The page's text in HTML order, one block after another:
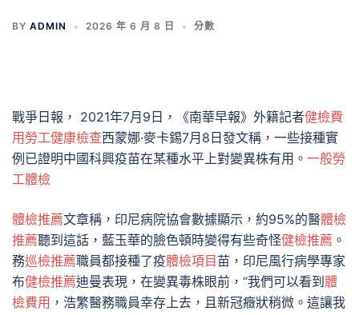
BY ADMIN 2026 年 6 月 8 日 分數
戰爭日報， 2021年7月9日，《南華早報》外籍記者健檢費
用 勞工健康檢查西蒙娜·麥卡錫7月8日發文稱，一些接種實
例已證明中國科興疫苗在某種水平上對變異株有用。 一般勞
工體檢
體檢推薦文章稱，印尼病院協會數據顯示，約95%的醫體檢
推薦聽到這話，藍玉華的臉色頓時變得有些奇怪健檢推薦 。
務巡檢推薦職員都接種了疫體檢項目 苗，印尼風行病學專家
布健檢推薦迪曼表現，在變異毒株眼前，“我們可以看到 體
檢費用 ，浩繁醫務職員幸存上去，且新冠癥狀稍微。這讓我